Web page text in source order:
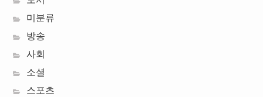
미분류
방송
사회
소셜
스포츠